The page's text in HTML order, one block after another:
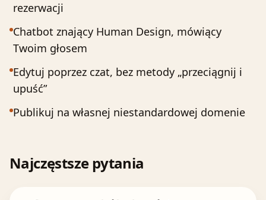
rezerwacji
Chatbot znający Human Design, mówiący
Twoim głosem
Edytuj poprzez czat, bez metody „przeciągnij i
upuść”
Publikuj na własnej niestandardowej domenie
Najczęstsze pytania